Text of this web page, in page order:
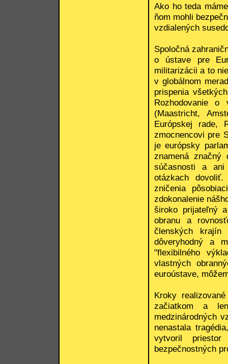
Ako ho teda
ňom mohli
vzdialených
Spoločná
o ústave pre
militarizácii a to
v globálnom
prispenia
Rozhodovanie o
(Maastricht,
Európskej rade,
zmocnencovi pre
je európsky
znamená
súčasnosti a ani
otázkach
zničenia
zdokonalenie
široko prijateľný
obranu a
členských krajín
dôveryhodný a
"flexibilného
vlastných
euroústave,
Kroky
začiatkom a
medzinárodných
nenastala
vytvoril
bezpečnostných